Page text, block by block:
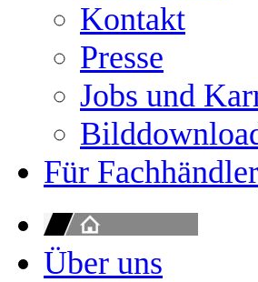
Kontakt
Presse
Jobs und
Für Fachhändler
Über uns